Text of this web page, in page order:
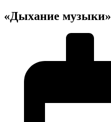
«Дыхание музыки»